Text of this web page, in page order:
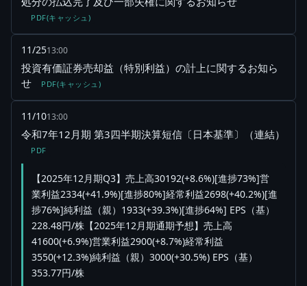
PDF(キャッシュ)
11/2513:00
投資有価証券売却益（特別利益）の計上に関するお知ら
せ
PDF(キャッシュ)
11/1013:00
令和7年12月期 第3四半期決算短信〔日本基準〕（連結）
PDF
【2025年12月期Q3】売上高30192(+8.6%)[進捗73%]営
業利益2334(+41.9%)[進捗80%]経常利益2698(+40.2%)[進
捗76%]純利益（親）1933(+39.3%)[進捗64%] EPS（基）
228.48円/株【2025年12月期通期予想】売上高
41600(+6.9%)営業利益2900(+8.7%)経常利益
3550(+12.3%)純利益（親）3000(+30.5%) EPS（基）
353.77円/株